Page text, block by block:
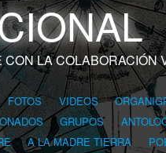
LA COLABORACIÓN
FOTOS VIDEOS
GRUPOS
A LA MADRE TIERRA